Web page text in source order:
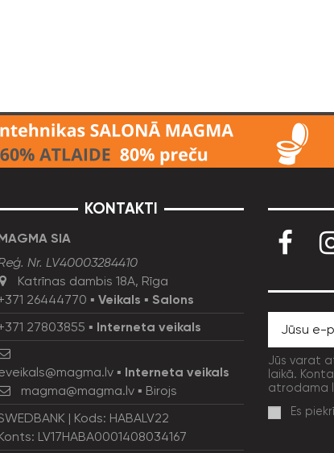
KONTAKTI
SIA
Nr. LV40003284410
Katrīnas dambis 18A, Rīga
26444770 ▪ Veikals ▪ Salons
27803855 ▪ Interneta veikals
▪ Interneta veikals
magma@magma.lv▪ Birojs
| Kods: HABALV22
LV17HABA0001408034167
Jūs varat
laikā.
atrodama
Es